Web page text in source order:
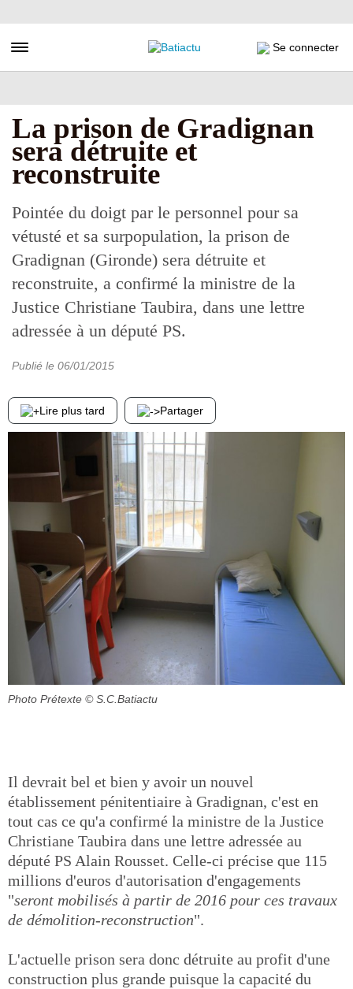
au
principal
Toggle navigation Se connecter
La prison de Gradignan
sera détruite et
reconstruite
Pointée du doigt par le personnel pour sa
vétusté et sa surpopulation, la prison de
Gradignan (Gironde) sera détruite et
reconstruite, a confirmé la ministre de la
Justice Christiane Taubira, dans une lettre
adressée à un député PS.
Publié le 06/01/2015
Lire plus tard Partager
Photo Prétexte © S.C.Batiactu
Il devrait bel et bien y avoir un nouvel
établissement pénitentiaire à Gradignan, c'est en
tout cas ce qu'a confirmé la ministre de la Justice
Christiane Taubira dans une lettre adressée au
député PS Alain Rousset. Celle-ci précise que 115
millions d'euros d'autorisation d'engagements
"seront mobilisés à partir de 2016 pour ces travaux
de démolition-reconstruction".
L'actuelle prison sera donc détruite au profit d'une
construction plus grande puisque la capacité du